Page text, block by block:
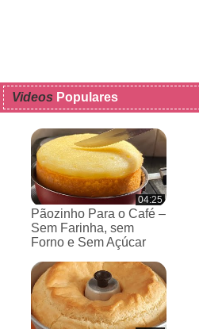
Videos Populares
04:25
Pãozinho Para o Café –
Sem Farinha, sem
Forno e Sem Açúcar